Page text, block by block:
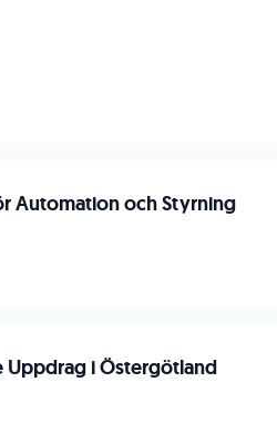
Automation och Styrning
Uppdrag i Östergötland